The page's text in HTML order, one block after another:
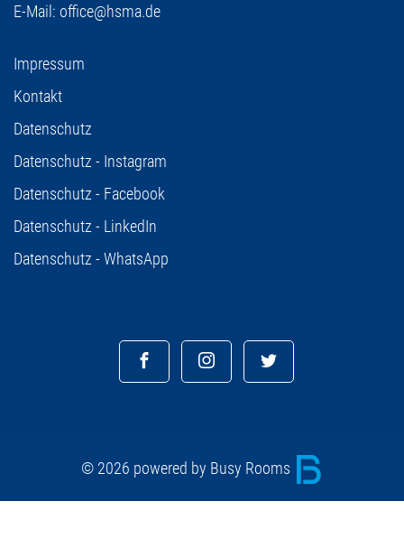
E-Mail: office@hsma.de
Impressum
Kontakt
Datenschutz
Datenschutz - Instagram
Datenschutz - Facebook
Datenschutz - LinkedIn
Datenschutz - WhatsApp
© 2026 powered by Busy Rooms